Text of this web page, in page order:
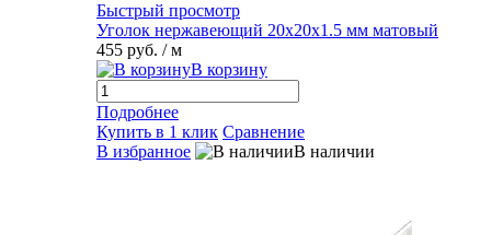
Быстрый просмотр
Уголок нержавеющий 20х20х1.5 мм матовый
455 руб. / м
В корзину
Подробнее
Купить в 1 клик Сравнение
В избранное
В наличии